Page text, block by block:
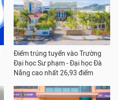
Điểm trúng tuyển vào Trường
Đại học Sư phạm - Đại học Đà
Nẵng cao nhất 26,93 điểm